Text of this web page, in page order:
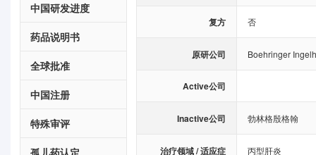
中国研发进度
药品说明书
全球批准
中国注册
特殊审评
孤儿药认定
复方 否
原研公司 Boehringer
Active公司
Inactive公司 勃林格殷格翰
治疗领域 / 适应症 丙型肝炎